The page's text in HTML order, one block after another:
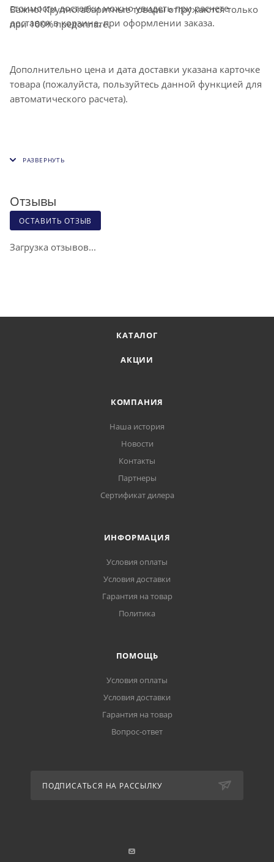
стоимости доставки можно увидеть при расчете
доставки в корзине, при оформлении заказа.
Важно! Крупногабаритные товары отгружаются только
при 100% предоплате.
Дополнительно цена и дата доставки указана карточке
товара (пожалуйста, пользуйтесь данной функцией для
автоматического расчета).
Отзывы
ОСТАВИТЬ ОТЗЫВ
Загрузка отзывов...
КАТАЛОГ
АКЦИИ
КОМПАНИЯ
Наша история
Новости
Контакты
Партнеры
Сертификат дилера
ИНФОРМАЦИЯ
Условия оплаты
Условия доставки
Гарантия на товар
Политика
ПОМОЩЬ
Условия оплаты
Условия доставки
Гарантия на товар
Вопрос-ответ
ПОДПИСАТЬСЯ НА РАССЫЛКУ